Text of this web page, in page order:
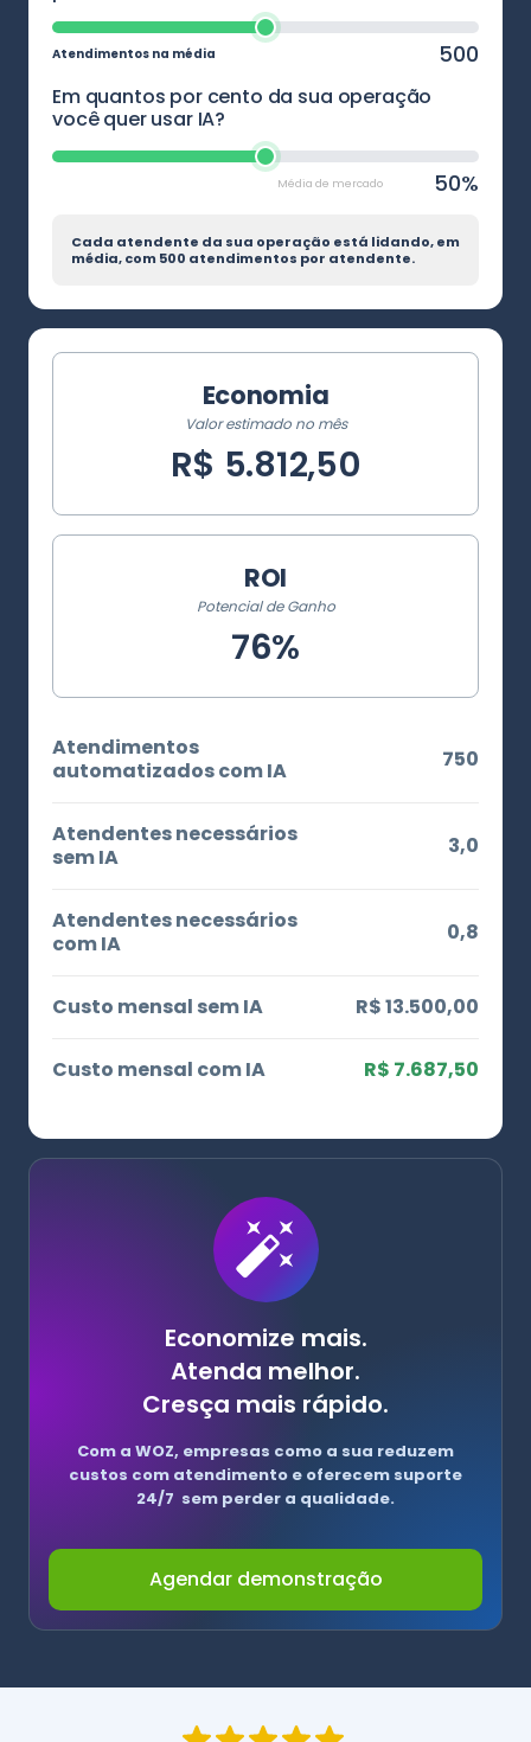
Atendimentos na média 500
Em quantos por cento da sua operação
você quer usar IA?
Média de mercado 50%
Cada atendente da sua operação está lidando, em
média, com 500 atendimentos por atendente.
Economia
Valor estimado no mês
R$ 5.812,50
ROI
Potencial de Ganho
76%
Atendimentos
automatizados com IA
750
Atendentes necessários
sem IA
3,0
Atendentes necessários
com IA
0,8
Custo mensal sem IA R$ 13.500,00
Custo mensal com IA R$ 7.687,50
Economize mais.
Atenda melhor.
Cresça mais rápido.
Com a WOZ, empresas como a sua reduzem
custos com atendimento e oferecem suporte
24/7 sem perder a qualidade.
Agendar demonstração